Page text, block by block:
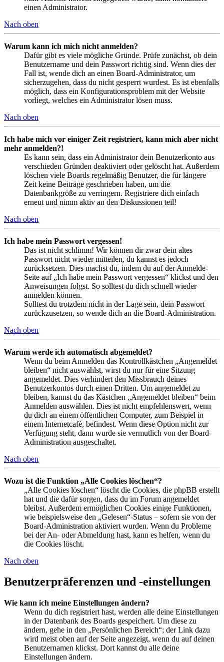
einen Administrator.
Nach oben
Warum kann ich mich nicht anmelden?
Dafür gibt es viele mögliche Gründe. Prüfe zunächst, ob dein
Benutzername und dein Passwort richtig sind. Wenn dies der
Fall ist, wende dich an einen Board-Administrator, um
sicherzugehen, dass du nicht gesperrt wurdest. Es ist ebenfalls
möglich, dass ein Konfigurationsproblem mit der Website
vorliegt, welches ein Administrator lösen muss.
Nach oben
Ich habe mich vor einiger Zeit registriert, kann mich aber nicht
mehr anmelden?!
Es kann sein, dass ein Administrator dein Benutzerkonto aus
verschieden Gründen deaktiviert oder gelöscht hat. Außerdem
löschen viele Boards regelmäßig Benutzer, die für längere
Zeit keine Beiträge geschrieben haben, um die
Datenbankgröße zu verringern. Registriere dich einfach
erneut und nimm aktiv an den Diskussionen teil!
Nach oben
Ich habe mein Passwort vergessen!
Das ist nicht schlimm! Wir können dir zwar dein altes
Passwort nicht wieder mitteilen, du kannst es jedoch
zurücksetzen. Dies machst du, indem du auf der Anmelde-
Seite auf „Ich habe mein Passwort vergessen“ klickst und den
Anweisungen folgst. So solltest du dich schnell wieder
anmelden können.
Solltest du trotzdem nicht in der Lage sein, dein Passwort
zurückzusetzen, so wende dich an die Board-Administration.
Nach oben
Warum werde ich automatisch abgemeldet?
Wenn du beim Anmelden das Kontrollkästchen „Angemeldet
bleiben“ nicht auswählst, wirst du nur für eine Sitzung
angemeldet. Dies verhindert den Missbrauch deines
Benutzerkontos durch einen Dritten. Um angemeldet zu
bleiben, kannst du das Kästchen „Angemeldet bleiben“ beim
Anmelden auswählen. Dies ist nicht empfehlenswert, wenn
du dich an einem öffentlichen Computer, zum Beispiel in
einem Internetcafé, befindest. Wenn diese Option nicht zur
Verfügung steht, dann wurde sie vermutlich von der Board-
Administration ausgeschaltet.
Nach oben
Wozu ist die Funktion „Alle Cookies löschen“?
„Alle Cookies löschen“ löscht die Cookies, die phpBB erstellt
hat und die dafür sorgen, dass du im Forum angemeldet
bleibst. Außerdem ermöglichen Cookies einige Funktionen,
wie beispielsweise den „Gelesen“-Status – sofern sie von der
Board-Administration aktiviert wurden. Wenn du Probleme
bei der An- oder Abmeldung hast, kann es helfen, wenn du
die Cookies löscht.
Nach oben
Benutzerpräferenzen und -einstellungen
Wie kann ich meine Einstellungen ändern?
Wenn du dich registriert hast, werden alle deine Einstellungen
in der Datenbank des Boards gespeichert. Um diese zu
ändern, gehe in den „Persönlichen Bereich“; der Link dazu
wird meist oben auf der Seite angezeigt, wenn du auf deinen
Benutzernamen klickst. Dort kannst du alle deine
Einstellungen ändern.